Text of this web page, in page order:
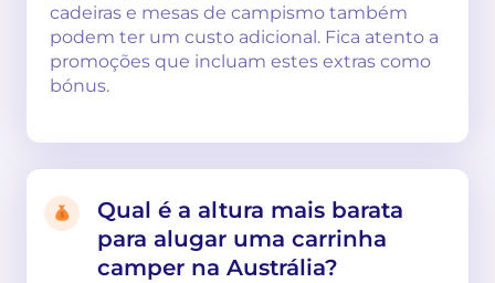
cadeiras e mesas de campismo também
podem ter um custo adicional. Fica atento a
promoções que incluam estes extras como
bónus.
Qual é a altura mais barata
para alugar uma carrinha
camper na Austrália?